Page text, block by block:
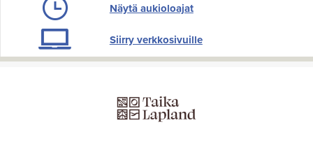
Näytä aukioloajat
Siirry verkkosivuille